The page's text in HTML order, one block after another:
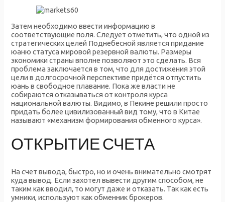
Затем необходимо ввести информацию в
соответствующие поля. Следует отметить, что одной из
стратегических целей Поднебесной является придание
юаню статуса мировой резервной валюты. Размеры
экономики страны вполне позволяют это сделать. Вся
проблема заключается в том, что для достижения этой
цели в долгосрочной перспективе придётся отпустить
юань в свободное плавание. Пока же власти не
собираются отказываться от контроля курса
национальной валюты. Видимо, в Пекине решили просто
придать более цивилизованный вид тому, что в Китае
называют «механизм формирования обменного курса».
ОТКРЫТИЕ СЧЕТА
На счет вывода, быстро, но и очень внимательно смотрят
куда вывод. Если захотел вывести другим способом, не
таким как вводил, то могут даже и отказать. Так как есть
умники, используют как обменник брокеров.